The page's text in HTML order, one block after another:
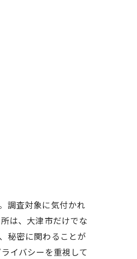
調査対象に気付かれ
は、大津市だけでな
秘密に関わることが
イバシーを重視して